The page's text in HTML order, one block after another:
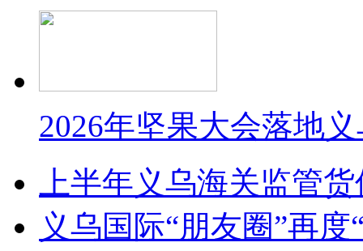
2026年坚果大会落地
上半年义乌海关监管
义乌国际“朋友圈”再度